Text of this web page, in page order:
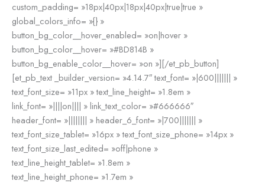
custom_padding= »18px|40px|18px|40px|true|true »
global_colors_info= »{} »
button_bg_color__hover_enabled= »on|hover »
button_bg_color__hover= »#BD814B »
button_bg_enable_color__hover= »on »][/et_pb_button]
[et_pb_text _builder_version= »4.14.7″ text_font= »|600||||||| »
text_font_size= »11px » text_line_height= »1.8em »
link_font= »||||on|||| » link_text_color= »#666666″
header_font= »|||||||| » header_6_font= »|700||||||| »
text_font_size_tablet= »16px » text_font_size_phone= »14px »
text_font_size_last_edited= »off|phone »
text_line_height_tablet= »1.8em »
text_line_height_phone= »1.7em »